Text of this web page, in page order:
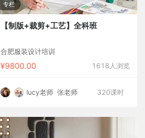
专栏
【制版+裁剪+工艺】全科班
合肥服装设计培训
¥9800.00 1618人浏览
320课时
lucy老师 张老师